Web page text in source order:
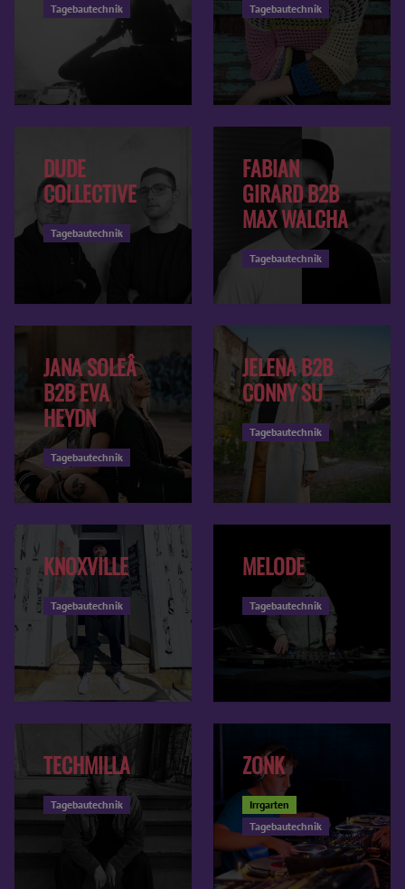
Tagebautechnik Tagebautechnik
DUDE
COLLECTIVE
Tagebautechnik
FABIAN
GIRARD B2B
MAX WALCHA
Tagebautechnik
JANA SOLEÂ
B2B EVA
HEYDN
Tagebautechnik
JELENA B2B
CONNY SU
Tagebautechnik
KNOXVILLE
Tagebautechnik
MELODE
Tagebautechnik
TECHMILLA
Tagebautechnik
ZONK
Irrgarten
Tagebautechnik